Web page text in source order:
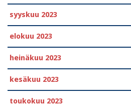
syyskuu 2023
elokuu 2023
heinäkuu 2023
kesäkuu 2023
toukokuu 2023